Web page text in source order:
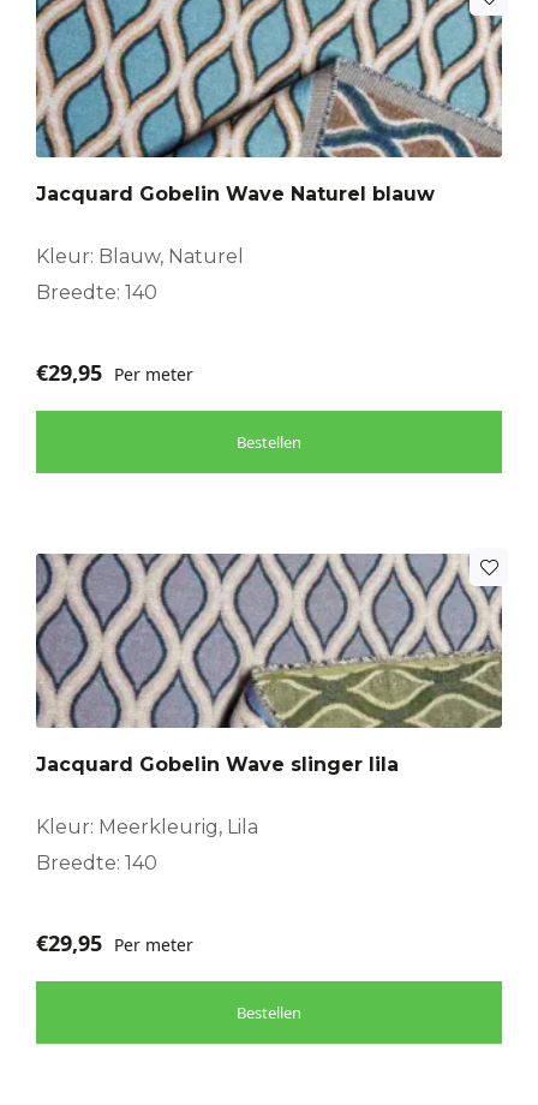
Jacquard Gobelin Wave Naturel blauw
Kleur: Blauw, Naturel
Breedte: 140
€29,95 Per meter
Bestellen
Jacquard Gobelin Wave slinger lila
Kleur: Meerkleurig, Lila
Breedte: 140
€29,95 Per meter
Bestellen